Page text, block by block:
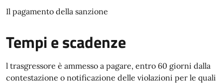
Il pagamento della sanzione
Tempi e scadenze
l trasgressore è ammesso a pagare, entro 60 giorni dalla
contestazione o notificazione delle violazioni per le quali